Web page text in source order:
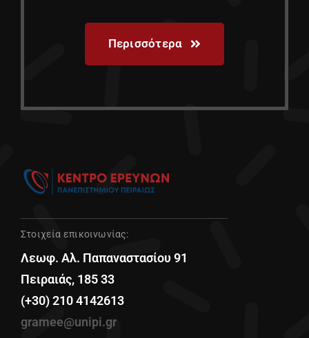
Περισσότερα
Στοιχεία επικοινωνίας:
Λεωφ. Αλ. Παπαναστασίου 91
Πειραιάς, 185 33
(+30) 210 4142613
gramee@unipi.gr